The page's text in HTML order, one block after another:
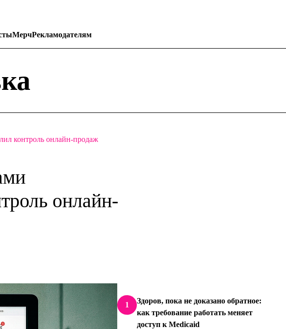
МерчРекламодателям
контроль онлайн-продаж
онлайн-
1
Здоров, пока не доказано обратное:
как требование работать меняет
доступ к Medicaid